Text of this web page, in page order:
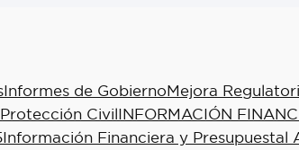
Informes de GobiernoMejora
Protección CivilINFORMACIÓN
Información Financiera y Presupuestal